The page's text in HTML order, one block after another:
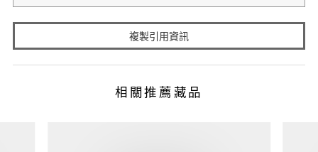
複製引用資訊
相關推薦藏品